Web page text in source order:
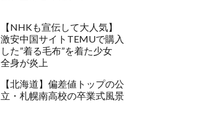
【NHKも宣伝して大人気】
激安中国サイトTEMUで購入
した”着る毛布”を着た少女
全身が炎上
【北海道】偏差値トップの公
立・札幌南高校の卒業式風景